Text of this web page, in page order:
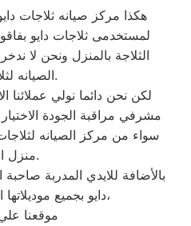
هكذا مركز صيانه ثلاجات
لمستخدمى ثلاجات دايو
الثلاجة بالمنزل ونحن لا
الصيانه لثلاجات دايو.
لكن نحن دائما نولي عملائنا
مشرفي مراقبة الجودة
سواء من مركز الصيانه
منزل العميل.
بالأضافة للايدي المدربة
دايو بجميع موديلاتها القديم منها والحديث،
موقعنا